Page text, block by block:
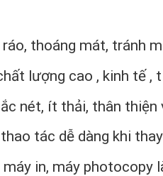
ráo, thoáng mát, tránh
lượng cao , kinh tế ,
nét, ít thải, thân
tác dễ dàng khi thay
in, máy